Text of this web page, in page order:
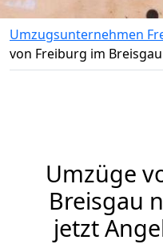
Umzugsunternehmen
von Freiburg im
Umzüge
Breisgau
jetzt